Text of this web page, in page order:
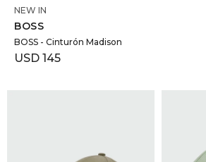
NEW IN
BOSS
BOSS - Cinturón Madison
USD 145